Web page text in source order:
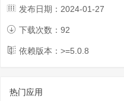
发布日期： 2024-01-27
下载次数： 92
依赖版本：>=5.0.8
热门应用